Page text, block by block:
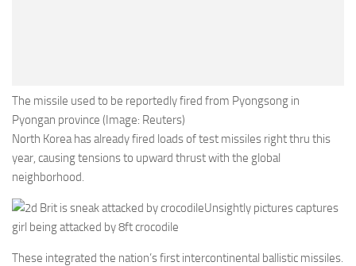
The missile used to be reportedly fired from Pyongsong in
Pyongan province (Image: Reuters)
North Korea has already fired loads of test missiles right thru this
year, causing tensions to upward thrust with the global
neighborhood.
Unsightly pictures captures
girl being attacked by 8ft crocodile
These integrated the nation’s first intercontinental ballistic missiles.